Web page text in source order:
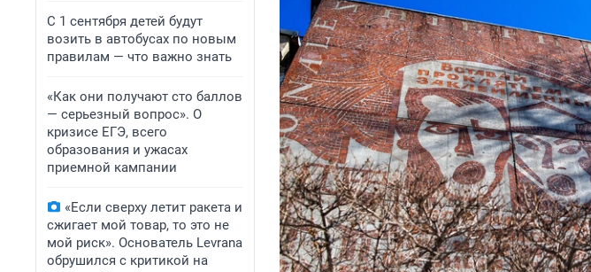
С 1 сентября детей будут
возить в автобусах по новым
правилам — что важно знать
«Как они получают сто баллов
— серьезный вопрос». О
кризисе ЕГЭ, всего
образования и ужасах
приемной кампании
«Если сверху летит ракета и
сжигает мой товар, то это не
мой риск». Основатель Levrana
обрушился с критикой на